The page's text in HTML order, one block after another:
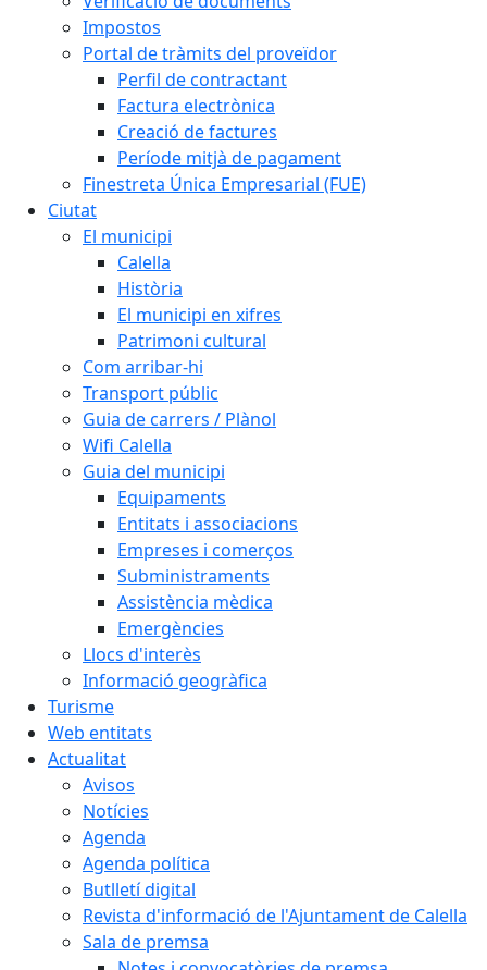
Impostos
Portal de tràmits del proveïdor
Perfil de contractant
Factura electrònica
Creació de factures
Període mitjà de pagament
Finestreta Única Empresarial (FUE)
Ciutat
El municipi
Calella
Història
El municipi en xifres
Patrimoni cultural
Com arribar-hi
Transport públic
Guia de carrers / Plànol
Wifi Calella
Guia del municipi
Equipaments
Entitats i associacions
Empreses i comerços
Subministraments
Assistència mèdica
Emergències
Llocs d'interès
Informació geogràfica
Turisme
Web entitats
Actualitat
Avisos
Notícies
Agenda
Agenda política
Butlletí digital
Revista d'informació de l'Ajuntament de Calella
Sala de premsa